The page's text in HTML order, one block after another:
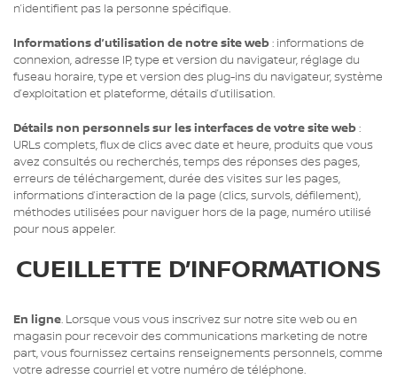
n’identifient pas la personne spécifique.
Informations d’utilisation de notre site web: informations de
connexion, adresse IP, type et version du navigateur, réglage du
fuseau horaire, type et version des plug-ins du navigateur, système
d’exploitation et plateforme, détails d’utilisation.
Détails non personnels sur les interfaces de votre site web:
URLs complets, flux de clics avec date et heure, produits que vous
avez consultés ou recherchés, temps des réponses des pages,
erreurs de téléchargement, durée des visites sur les pages,
informations d’interaction de la page (clics, survols, défilement),
méthodes utilisées pour naviguer hors de la page, numéro utilisé
pour nous appeler.
CUEILLETTE D’INFORMATIONS
En ligne. Lorsque vous vous inscrivez sur notre site web ou en
magasin pour recevoir des communications marketing de notre
part, vous fournissez certains renseignements personnels, comme
votre adresse courriel et votre numéro de téléphone.